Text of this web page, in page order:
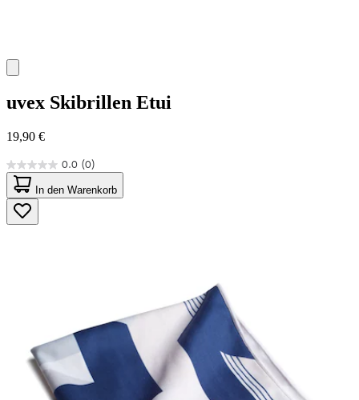
uvex Skibrillen Etui
19,90 €
0.0 (0)
0.0
von
5
Sternen.
In den Warenkorb